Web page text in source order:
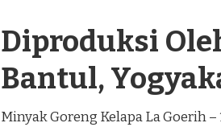
Diproduksi
Bantul,
Minyak Goreng Kelapa La Goerih –